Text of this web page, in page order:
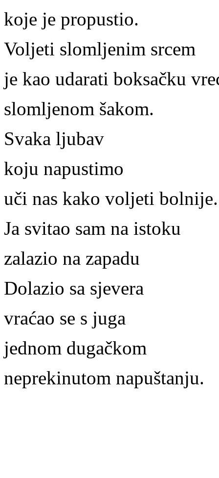
koje je propustio.
Voljeti slomljenim srcem
je kao udarati boksačku
slomljenom šakom.
Svaka ljubav
koju napustimo
uči nas kako voljeti bolnije.
Ja svitao sam na istoku
zalazio na zapadu
Dolazio sa sjevera
vraćao se s juga
jednom dugačkom
neprekinutom napuštanju.